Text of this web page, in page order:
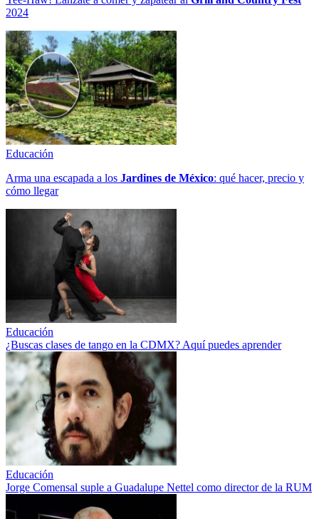
2024
Educación
Arma una escapada a los Jardines de México: qué hacer, precio y
cómo llegar
Educación
¿Buscas clases de tango en la CDMX? Aquí puedes aprender
Educación
Jorge Comensal suple a Guadalupe Nettel como director de la RUM